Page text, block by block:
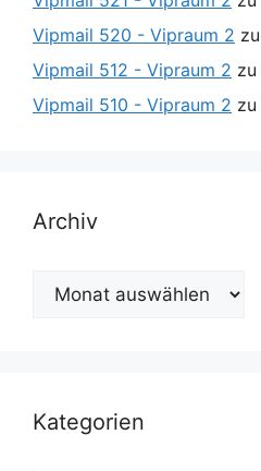
Vipmail 520 - Vipraum 2 zu
Vipmail 512 - Vipraum 2 zu
Vipmail 510 - Vipraum 2 zu
Archiv
Archiv
Kategorien